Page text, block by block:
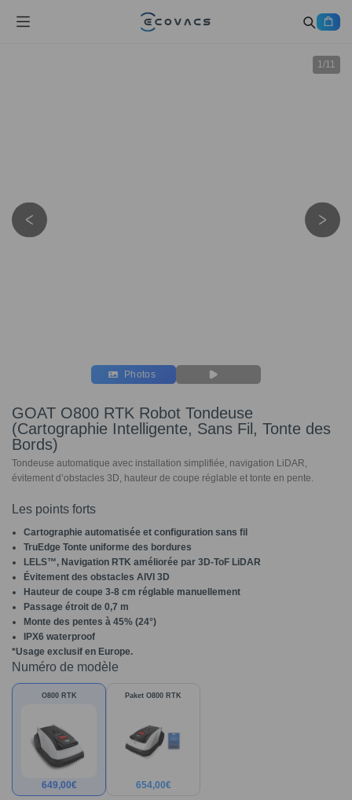
1/11
Photos
GOAT O800 RTK Robot Tondeuse
(Cartographie Intelligente, Sans Fil, Tonte des
Bords)
Tondeuse automatique avec installation simplifiée, navigation LiDAR,
évitement d’obstacles 3D, hauteur de coupe réglable et tonte en pente.
Les points forts
Cartographie automatisée et configuration sans fil
TruEdge Tonte uniforme des bordures
LELS™, Navigation RTK améliorée par 3D-ToF LiDAR
Évitement des obstacles AIVI 3D
Hauteur de coupe 3-8 cm réglable manuellement
Passage étroit de 0,7 m
Monte des pentes à 45% (24°)
IPX6 waterproof
*Usage exclusif en Europe.
Numéro de modèle
O800 RTK
649,00€
Paket O800 RTK
654,00€